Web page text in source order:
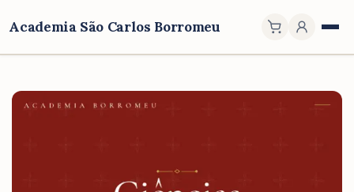
Academia São Carlos Borromeu